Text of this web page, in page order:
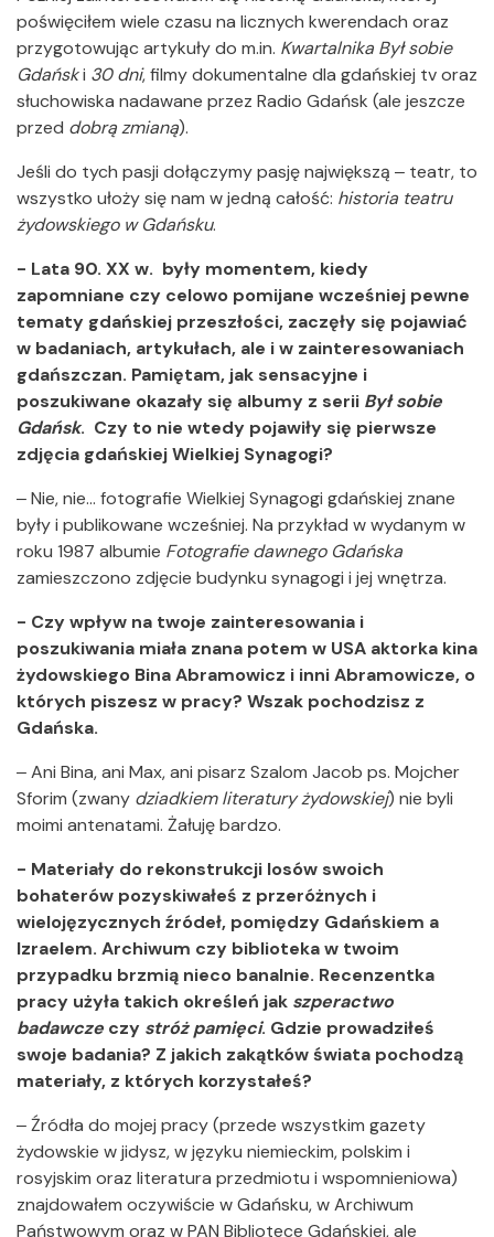
poświęciłem wiele czasu na licznych kwerendach oraz
przygotowując artykuły do m.in. Kwartalnika Był sobie
Gdański 30 dni, filmy dokumentalne dla gdańskiej tv oraz
słuchowiska nadawane przez Radio Gdańsk (ale jeszcze
przed dobrą zmianą).
Jeśli do tych pasji dołączymy pasję największą ‒ teatr, to
wszystko ułoży się nam w jedną całość: historia teatru
żydowskiego w Gdańsku.
- Lata 90. XX w. były momentem, kiedy
zapomniane czy celowo pomijane wcześniej pewne
tematy gdańskiej przeszłości, zaczęły się pojawiać
w badaniach, artykułach, ale i w zainteresowaniach
gdańszczan. Pamiętam, jak sensacyjne i
poszukiwane okazały się albumy z serii Był sobie
Gdańsk. Czy to nie wtedy pojawiły się pierwsze
zdjęcia gdańskiej Wielkiej Synagogi?
‒ Nie, nie… fotografie Wielkiej Synagogi gdańskiej znane
były i publikowane wcześniej. Na przykład w wydanym w
roku 1987 albumie Fotografie dawnego Gdańska
zamieszczono zdjęcie budynku synagogi i jej wnętrza.
- Czy wpływ na twoje zainteresowania i
poszukiwania miała znana potem w USA aktorka kina
żydowskiego Bina Abramowicz i inni Abramowicze, o
których piszesz w pracy? Wszak pochodzisz z
Gdańska.
‒ Ani Bina, ani Max, ani pisarz Szalom Jacob ps. Mojcher
Sforim (zwany dziadkiem literatury żydowskiej) nie byli
moimi antenatami. Żałuję bardzo.
- Materiały do rekonstrukcji losów swoich
bohaterów pozyskiwałeś z przeróżnych i
wielojęzycznych źródeł, pomiędzy Gdańskiem a
Izraelem. Archiwum czy biblioteka w twoim
przypadku brzmią nieco banalnie. Recenzentka
pracy użyła takich określeń jak szperactwo
badawcze czy stróż pamięci. Gdzie prowadziłeś
swoje badania? Z jakich zakątków świata pochodzą
materiały, z których korzystałeś?
‒ Źródła do mojej pracy (przede wszystkim gazety
żydowskie w jidysz, w języku niemieckim, polskim i
rosyjskim oraz literatura przedmiotu i wspomnieniowa)
znajdowałem oczywiście w Gdańsku, w Archiwum
Państwowym oraz w PAN Bibliotece Gdańskiej, ale